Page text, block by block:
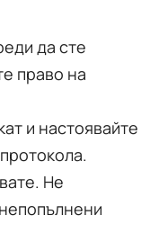
да сте
право на
и настоявайте
Не